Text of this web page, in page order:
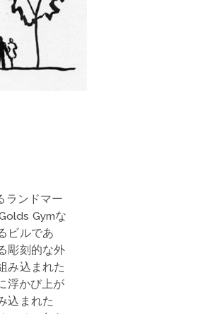
ランドマー
Gymな
ビルであ
彫刻的な外
み込まれた
浮かび上が
込まれた